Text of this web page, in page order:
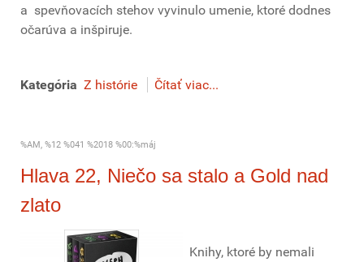
a spevňovacích stehov vyvinulo umenie, ktoré dodnes
očarúva a inšpiruje.
Kategória Z histórie Čítať viac...
%AM, %12 %041 %2018 %00:%máj
Hlava 22, Niečo sa stalo a Gold nad
zlato
Knihy, ktoré by nemali